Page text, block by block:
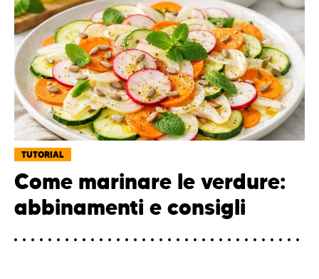
TUTORIAL
Come marinare le verdure:
abbinamenti e consigli